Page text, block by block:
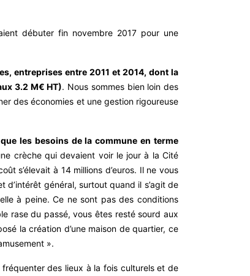
débuter fin novembre 2017 pour une
entreprises entre 2011 et 2014, dont la
3.2 M€ HT). Nous sommes bien loin des
des économies et une gestion rigoureuse
les besoins de la commune en terme
crèche qui devaient voir le jour à la Cité
s’élevait à 14 millions d’euros. Il ne vous
d’intérêt général, surtout quand il s’agit de
à peine. Ce ne sont pas des conditions
rase du passé, vous êtes resté sourd aux
la création d’une maison de quartier, ce
».
des lieux à la fois culturels et de